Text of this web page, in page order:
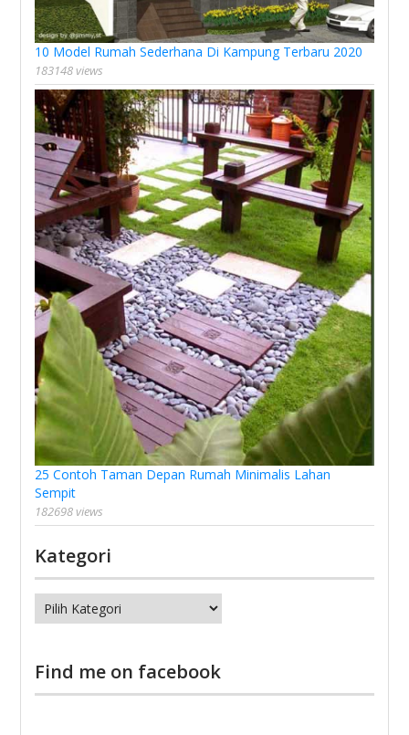
10 Model Rumah Sederhana Di Kampung Terbaru 2020
183148 views
25 Contoh Taman Depan Rumah Minimalis Lahan
Sempit
182698 views
Kategori
Kategori
Find me on facebook